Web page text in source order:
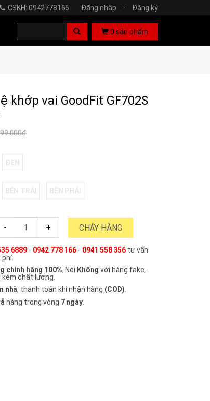
CSKH: 0942778166 Đăng nhập - Đăng ký
0 sản phẩm
khớp vai GoodFit GF702S
- + CHÁY HÀNG
6889 - 0942 778 166 - 0941 558 356 tư vấn
chính hãng 100%, Nói Không với hàng fake,
kém chất lượng.
nhà, thanh toán khi nhận hàng (COD).
hàng trong vòng 7 ngày